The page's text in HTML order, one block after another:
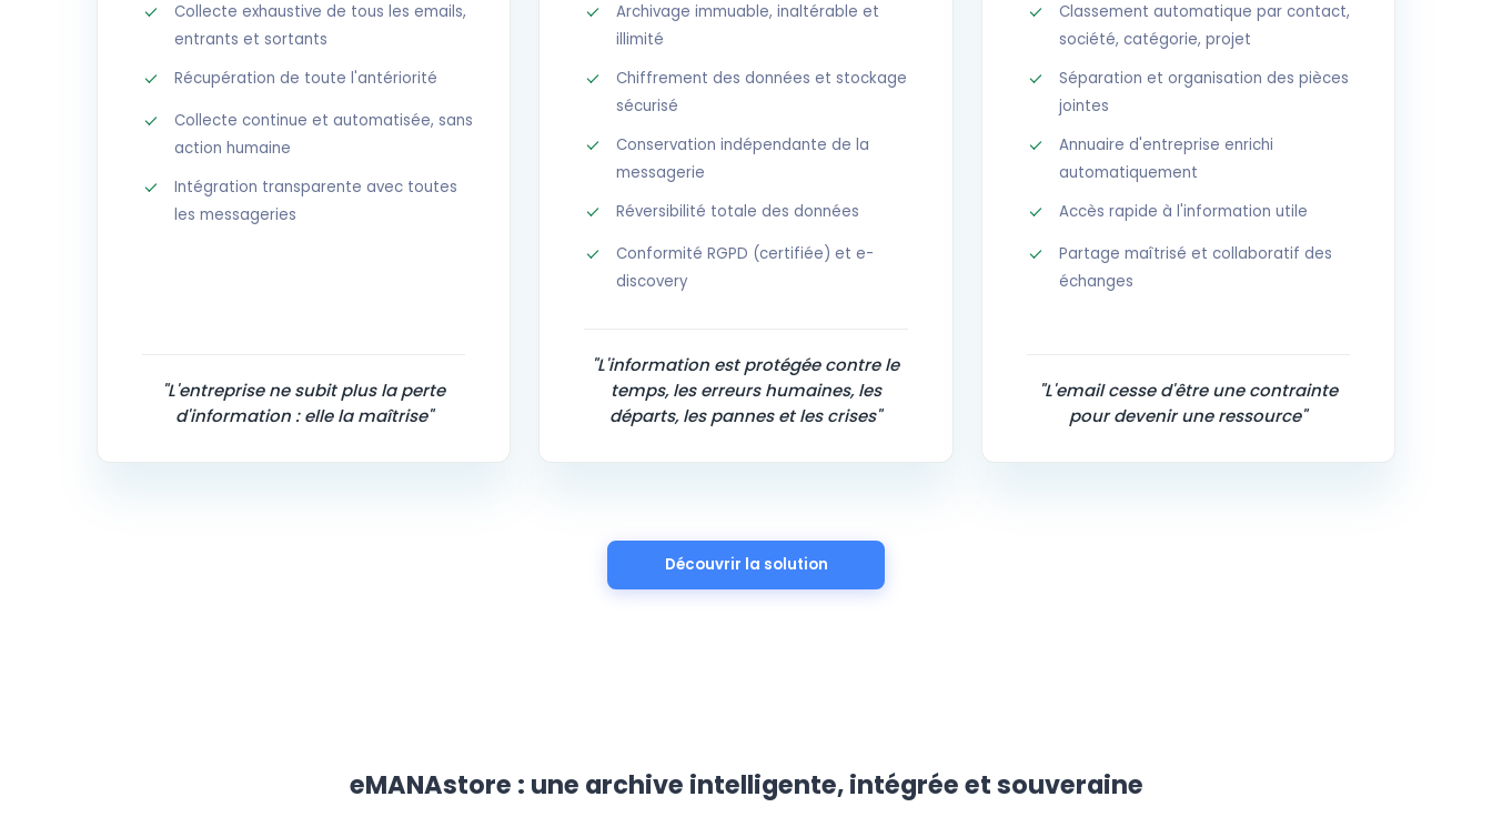
Collecte exhaustive de tous les emails,
entrants et sortants
Récupération de toute l'antériorité
Collecte continue et automatisée, sans
action humaine
Intégration transparente avec toutes
les messageries
"L'entreprise ne subit plus la perte
d'information : elle la maîtrise"
Archivage immuable, inaltérable et
illimité
Chiffrement des données et stockage
sécurisé
Conservation indépendante de la
messagerie
Réversibilité totale des données
Conformité RGPD (certifiée) et e-
discovery
"L'information est protégée contre le
temps, les erreurs humaines, les
départs, les pannes et les crises"
Classement automatique par contact,
société, catégorie, projet
Séparation et organisation des pièces
jointes
Annuaire d'entreprise enrichi
automatiquement
Accès rapide à l'information utile
Partage maîtrisé et collaboratif des
échanges
"L'email cesse d'être une contrainte
pour devenir une ressource"
Découvrir la solution
eMANAstore : une archive intelligente, intégrée et souveraine